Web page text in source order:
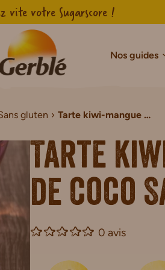
vite votre Sugarscore !
Ajoutés
Ajoutés
Ajoutés
Ajoutés
Sans gluten
Biscuits Sans Gluten
Gâteaux Sans Gluten
Tartines Sans Gluten
Pains de mie Sans Gluten
Agir pour
sucres Sans
Nos guides
gluten Tarte kiwi-mangue et noix de coco Sans Gluten
Tarte
de coco
0 avis